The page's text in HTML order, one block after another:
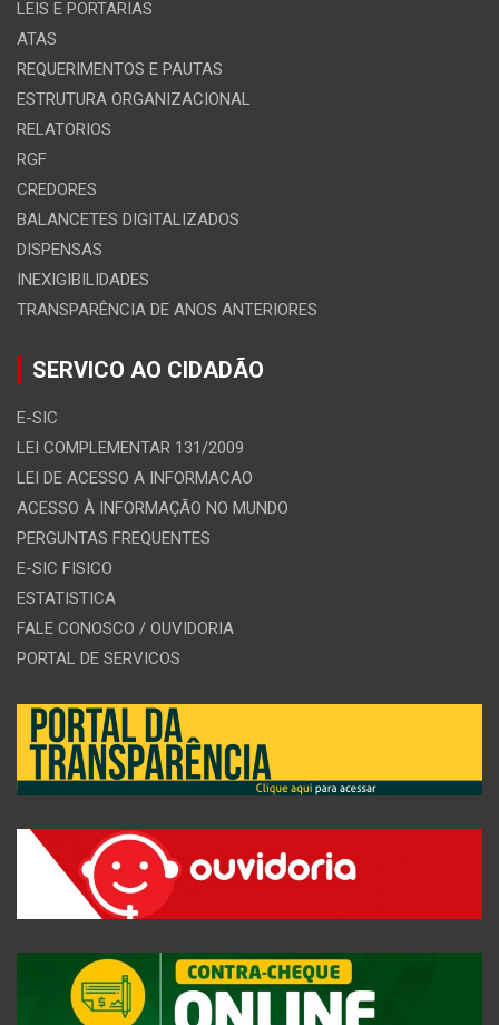
LEIS E PORTARIAS
ATAS
REQUERIMENTOS E PAUTAS
ESTRUTURA ORGANIZACIONAL
RELATORIOS
RGF
CREDORES
BALANCETES DIGITALIZADOS
DISPENSAS
INEXIGIBILIDADES
TRANSPARÊNCIA DE ANOS ANTERIORES
SERVICO AO CIDADÃO
E-SIC
LEI COMPLEMENTAR 131/2009
LEI DE ACESSO A INFORMACAO
ACESSO À INFORMAÇÃO NO MUNDO
PERGUNTAS FREQUENTES
E-SIC FISICO
ESTATISTICA
FALE CONOSCO / OUVIDORIA
PORTAL DE SERVICOS